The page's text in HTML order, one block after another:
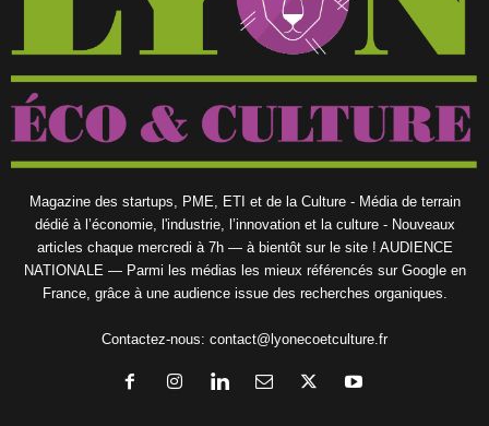
Magazine des startups, PME, ETI et de la Culture - Média de terrain
dédié à l’économie, l'industrie, l’innovation et la culture - Nouveaux
articles chaque mercredi à 7h — à bientôt sur le site ! AUDIENCE
NATIONALE — Parmi les médias les mieux référencés sur Google en
France, grâce à une audience issue des recherches organiques.
Contactez-nous: contact@lyonecoetculture.fr